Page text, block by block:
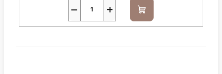
+
− Do
košíku